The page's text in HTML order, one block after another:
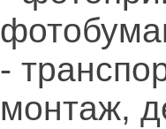
-
монтаж,